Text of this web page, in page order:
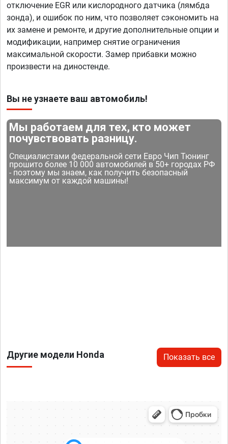
отключение EGR или кислородного датчика (лямбда
зонда), и ошибок по ним, что позволяет сэкономить на
их замене и ремонте, и другие дополнительные опции и
модификации, например снятие ограничения
максимальной скорости. Замер прибавки можно
произвести на диностенде.
Вы не узнаете ваш автомобиль!
Мы работаем для тех, кто может
почувствовать разницу.
Специалистами федеральной сети Евро Чип Тюнинг
прошито более 10 000 автомобилей в 50+ городах РФ
- поэтому мы знаем, как получить безопасный
максимум от каждой машины!
Другие модели Honda Показать все